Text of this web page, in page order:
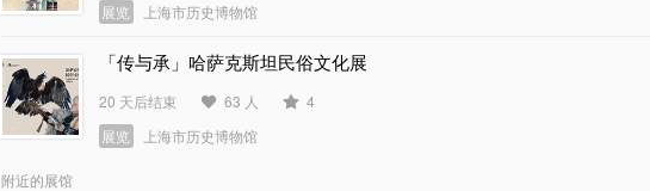
展览
上海市历史博物馆
「传与承」哈萨克斯坦民俗文化展
20 天后结束 63 人
4
展览
上海市历史博物馆
附近的展馆